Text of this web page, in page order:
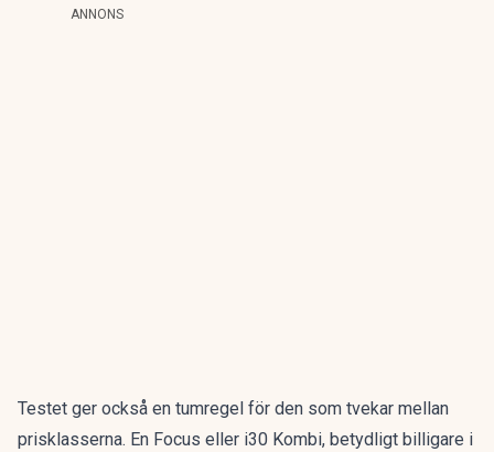
ANNONS
Testet ger också en tumregel för den som tvekar mellan
prisklasserna. En Focus eller i30 Kombi, betydligt billigare i